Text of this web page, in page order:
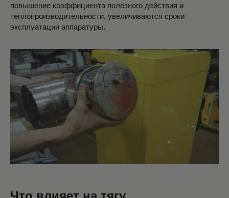
повышение коэффициента полезного действия и
теплопроизводительности, увеличиваются сроки
эксплуатации аппаратуры.